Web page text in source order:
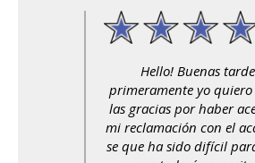
Hello! Buenas
primeramente yo quiero
las gracias por haber
mi reclamación con el
se que ha sido difícil